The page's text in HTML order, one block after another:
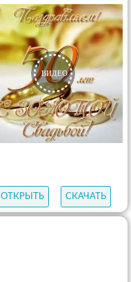
ОТКРЫТЬ СКАЧАТЬ